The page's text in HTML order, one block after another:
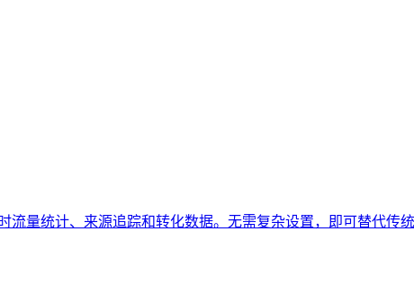
流量统计、来源追踪和转化数据。无需复杂设置，即可替代传